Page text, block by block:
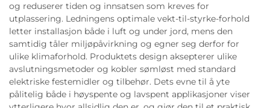
og reduserer tiden og innsatsen som kreves for
utplassering. Ledningens optimale vekt-til-styrke-forhold
letter installasjon både i luft og under jord, mens den
samtidig tåler miljøpåvirkning og egner seg derfor for
ulike klimaforhold. Produktets design aksepterer ulike
avslutningsmetoder og kobler sømløst med standard
elektriske festemidler og tilbehør. Dets evne til å yte
pålitelig både i høyspente og lavspent applikasjoner viser